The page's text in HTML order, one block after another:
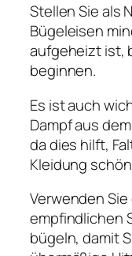
Stellen Sie als
Bügeleisen
aufgeheizt ist,
beginnen.
Es ist auch
Dampf aus
da dies hilft,
Kleidung
Verwenden
empfindlichen
bügeln, damit